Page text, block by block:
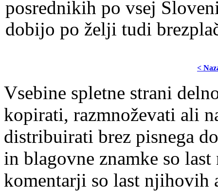
posrednikih po vsej
dobijo po želji tudi
<
Vsebine spletne strani
kopirati, razmnoževati ali
distribuirati brez pisnega
in blagovne znamke so
komentarji so last njihovih